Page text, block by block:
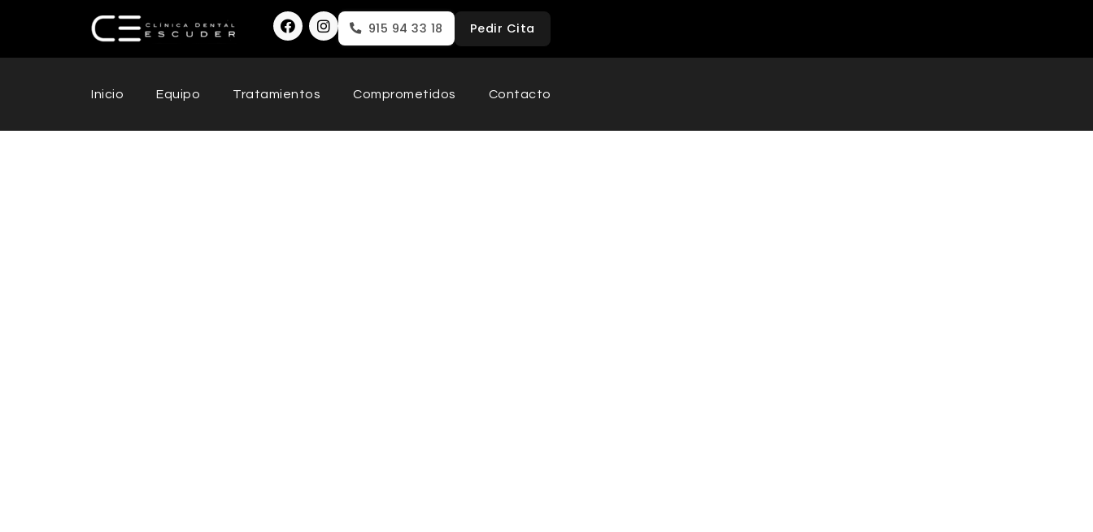
915 94 33 18 Pedir Cita
Inicio Equipo Tratamientos Comprometidos Contacto